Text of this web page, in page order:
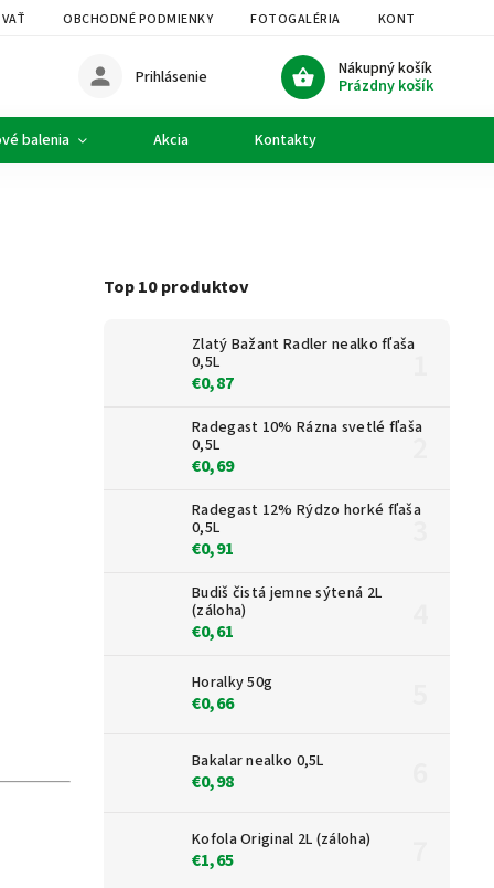
OBCHODNÉ PODMIENKY FOTOGALÉRIA KONTAKTY
Nákupný košík
Prázdny košík
Prihlásenie
balenia Akcia Kontakty
Top 10 produktov
Zlatý Bažant Radler nealko fľaša
0,5L
€0,87
Radegast 10% Rázna svetlé fľaša
0,5L
€0,69
Radegast 12% Rýdzo horké fľaša
0,5L
€0,91
Budiš čistá jemne sýtená 2L
(záloha)
€0,61
Horalky 50g
€0,66
Bakalar nealko 0,5L
€0,98
Kofola Original 2L (záloha)
€1,65